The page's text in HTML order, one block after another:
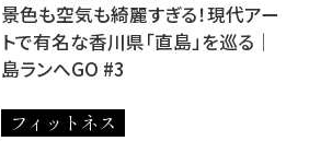
景色も空気も綺麗すぎる！現代アー
トで有名な香川県「直島」を巡る│
島ランへGO #3
フィットネス